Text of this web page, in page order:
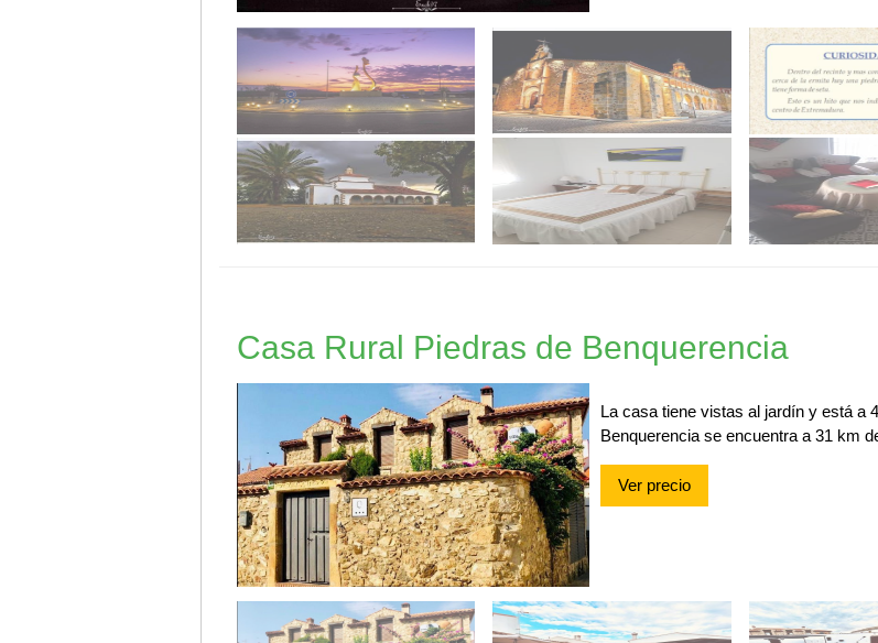
Casa Rural Piedras de Benquerencia
La casa tiene vistas al jardín y está a
Benquerencia se encuentra a 31 km
Ver precio